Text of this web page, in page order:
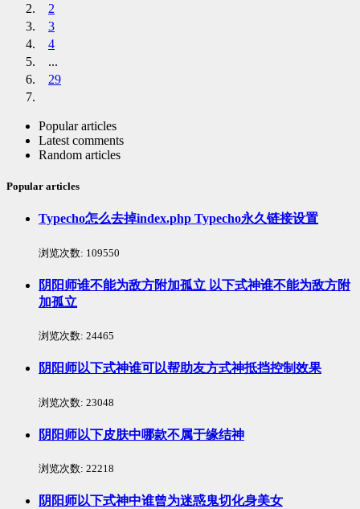
2
3
4
...
29
Popular articles
Latest comments
Random articles
Popular articles
Typecho怎么去掉index.php Typecho永久链接设置
浏览次数: 109550
阴阳师谁不能为敌方附加孤立 以下式神谁不能为敌方附
加孤立
浏览次数: 24465
阴阳师以下式神谁可以帮助友方式神抵挡控制效果
浏览次数: 23048
阴阳师以下皮肤中哪款不属于缘结神
浏览次数: 22218
阴阳师以下式神中谁曾为迷惑鬼切化身美女